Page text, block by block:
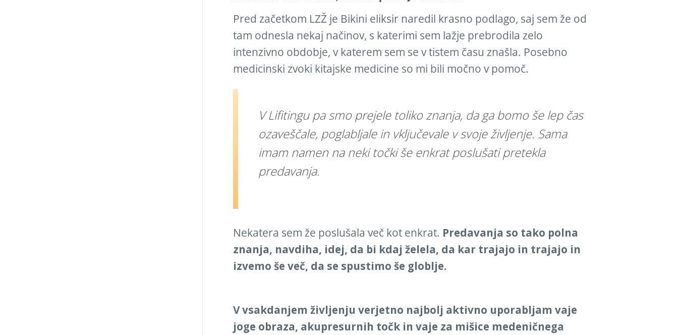
Pred začetkom LZŽ je Bikini eliksir naredil krasno podlago, saj sem že od
tam odnesla nekaj načinov, s katerimi sem lažje prebrodila zelo
intenzivno obdobje, v katerem sem se v tistem času znašla. Posebno
medicinski zvoki kitajske medicine so mi bili močno v pomoč.
V Lifitingu pa smo prejele toliko znanja, da ga bomo še lep čas
ozaveščale, poglabljale in vključevale v svoje življenje. Sama
imam namen na neki točki še enkrat poslušati pretekla
predavanja.
Nekatera sem že poslušala več kot enkrat. Predavanja so tako polna
znanja, navdiha, idej, da bi kdaj želela, da kar trajajo in trajajo in
izvemo še več, da se spustimo še globlje.
V vsakdanjem življenju verjetno najbolj aktivno uporabljam vaje
joge obraza, akupresurnih točk in vaje za mišice medeničnega